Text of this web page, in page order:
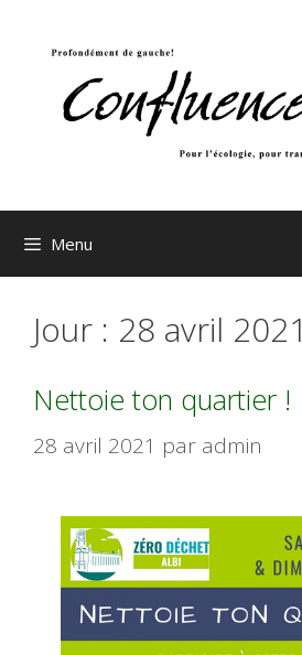
Menu
Jour : 28 avril 2021
Nettoie ton quartier !
28 avril 2021 par admin